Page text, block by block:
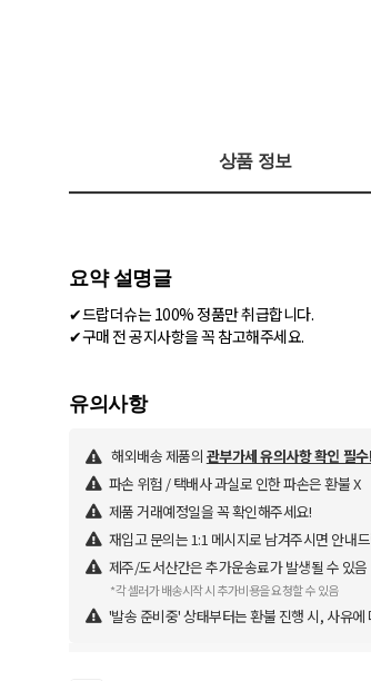
상품 정보
요약 설명글
✔드랍더슈는 100% 정품만 취급합니다.
✔구매 전 공지사항을 꼭 참고해주세요.
유의사항
해외배송 제품의 관부가세 유의사항 확인 필수!
파손 위험 / 택배사 과실로 인한 파손은 환불 X
제품 거래예정일을 꼭 확인해주세요!
재입고 문의는 1:1 메시지로 남겨주시면 안내
제주/도서산간은 추가운송료가 발생될 수 있음
*각 셀러가 배송시작 시 추가비용을 요청할 수 있음
'발송 준비중' 상태부터는 환불 진행 시, 사유